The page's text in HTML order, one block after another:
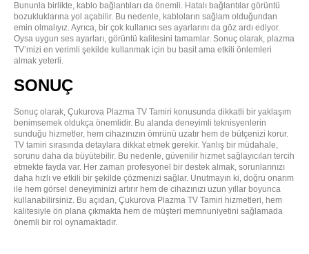
Bununla birlikte, kablo bağlantıları da önemli. Hatalı bağlantılar görüntü
bozukluklarına yol açabilir. Bu nedenle, kabloların sağlam olduğundan
emin olmalıyız. Ayrıca, bir çok kullanıcı ses ayarlarını da göz ardı ediyor.
Oysa uygun ses ayarları, görüntü kalitesini tamamlar. Sonuç olarak, plazma
TV’mizi en verimli şekilde kullanmak için bu basit ama etkili önlemleri
almak yeterli.
SONUÇ
Sonuç olarak, Çukurova Plazma TV Tamiri konusunda dikkatli bir yaklaşım
benimsemek oldukça önemlidir. Bu alanda deneyimli teknisyenlerin
sunduğu hizmetler, hem cihazınızın ömrünü uzatır hem de bütçenizi korur.
TV tamiri sırasında detaylara dikkat etmek gerekir. Yanlış bir müdahale,
sorunu daha da büyütebilir. Bu nedenle, güvenilir hizmet sağlayıcıları tercih
etmekte fayda var. Her zaman profesyonel bir destek almak, sorunlarınızı
daha hızlı ve etkili bir şekilde çözmenizi sağlar. Unutmayın ki, doğru onarım
ile hem görsel deneyiminizi artırır hem de cihazınızı uzun yıllar boyunca
kullanabilirsiniz. Bu açıdan, Çukurova Plazma TV Tamiri hizmetleri, hem
kalitesiyle ön plana çıkmakta hem de müşteri memnuniyetini sağlamada
önemli bir rol oynamaktadır.